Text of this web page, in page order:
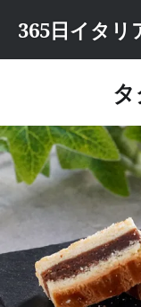
テ
へ
ス
キ
ッ
365日イタリ